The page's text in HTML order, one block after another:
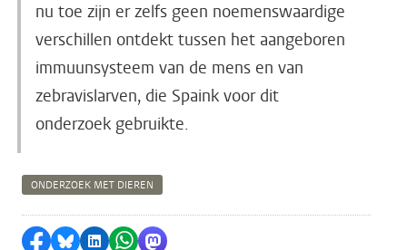
nu toe zijn er zelfs geen noemenswaardige
verschillen ontdekt tussen het aangeboren
immuunsysteem van de mens en van
zebravislarven, die Spaink voor dit
onderzoek gebruikte.
ONDERZOEK MET DIEREN
Delen op Facebook
Delen via Bluesky
Delen op LinkedIn
Delen via WhatsApp
Delen via Mastodon